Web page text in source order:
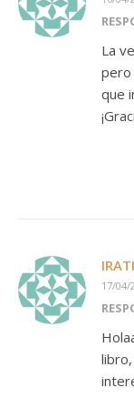
La
pero
que
17/04/